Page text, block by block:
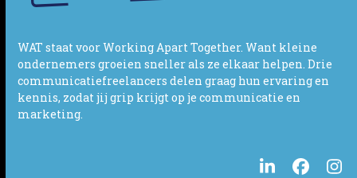
WAT staat voor Working Apart Together. Want kleine
ondernemers groeien sneller als ze elkaar helpen. Drie
communicatiefreelancers delen graag hun ervaring en
kennis, zodat jij grip krijgt op je communicatie en
marketing.